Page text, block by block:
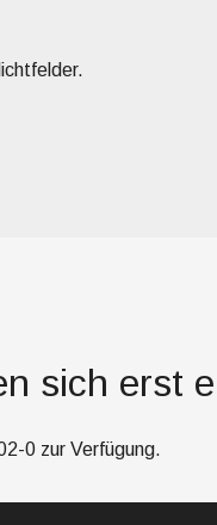
sich erst
0 zur Verfügung.